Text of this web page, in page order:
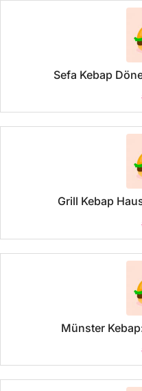
Sefa Kebap
Grill Kebap
Münster